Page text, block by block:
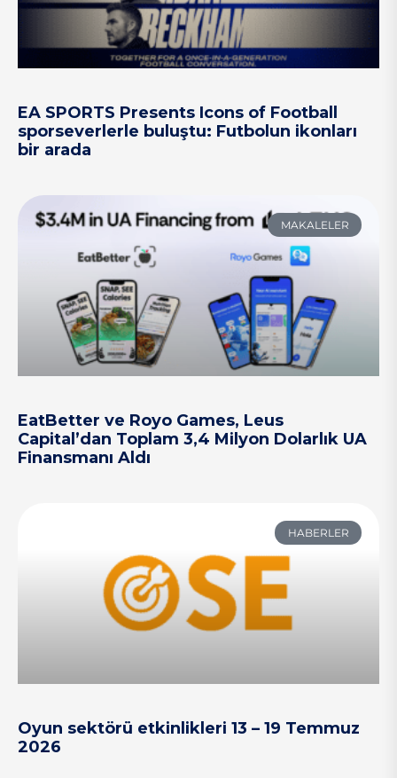
EA SPORTS Presents Icons of Football
sporseverlerle buluştu: Futbolun ikonları
bir arada
MAKALELER
EatBetter ve Royo Games, Leus
Capital’dan Toplam 3,4 Milyon Dolarlık UA
Finansmanı Aldı
HABERLER
Oyun sektörü etkinlikleri 13 – 19 Temmuz
2026